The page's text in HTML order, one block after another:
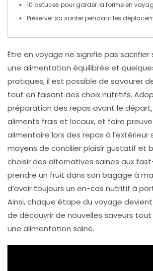
10 astuces pour garder la forme en
Préserver sa santerpendant les
Être en voyage ne signifie pas sacrifier
une alimentation équilibrée et
pratiques, il est possible de savourer
tout en faisant des choix nutritifs.
préparation des repas avant le
aliments frais et locaux, et faire
alimentaire lors des repas à
moyens de concilier plaisir gustatif et
choisir des alternatives saines aux
prendre un fruit dans son bagage à
d’avoir toujours un en-cas nutritif à
Ainsi, chaque étape du voyage
de découvrir de nouvelles saveurs
une alimentation saine.